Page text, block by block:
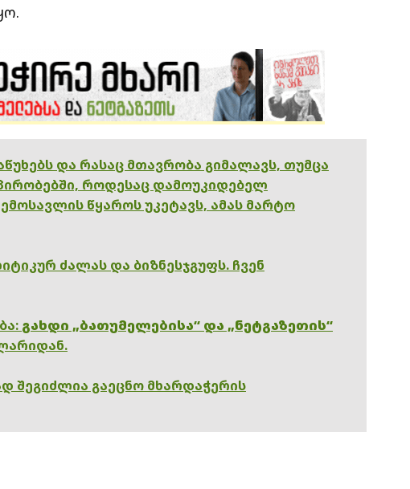
და რასაც მთავრობა გიმალავს, თუმცა
როდესაც დამოუკიდებელ
წყაროს უკეტავს, ამას მარტო
ძალას და ბიზნესჯგუფს. ჩვენ
გახდი „ბათუმელებისა“ და „ნეტგაზეთის“
შეგიძლია გაეცნო მხარდაჭერის